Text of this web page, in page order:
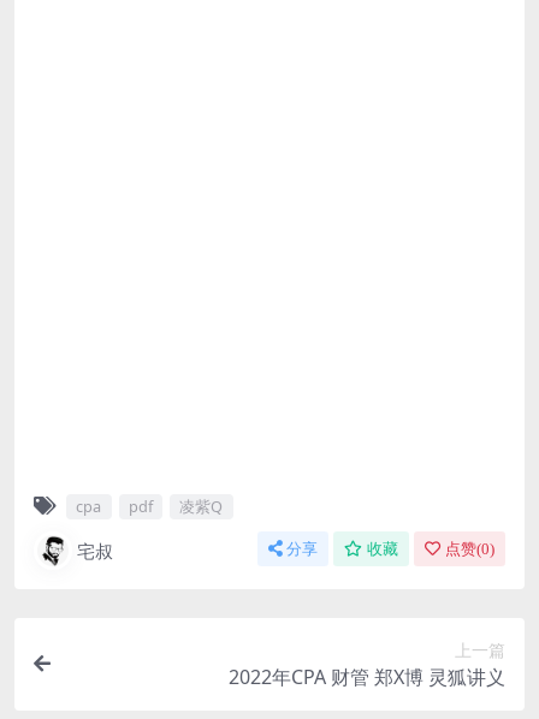
cpa pdf 凌紫Q
宅叔 分享 收藏 点赞(0)
上一篇
2022年CPA 财管 郑X博 灵狐讲义